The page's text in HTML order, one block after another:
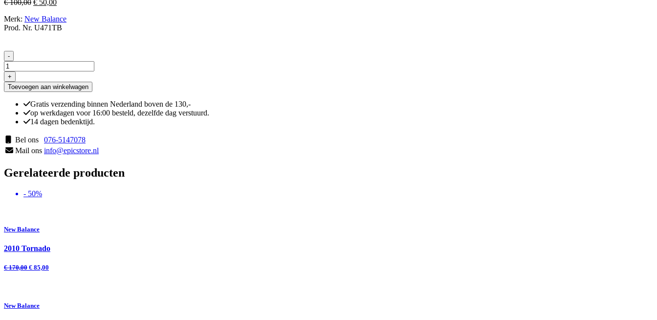
€100,00
was:
€ 100,00.
€ 50,00
is:
€ 50,00.
Merk: New Balance
Prod. Nr. U471TB
-
471
Peach
Nectar
aantal
+
Toevoegen aan winkelwagen
Gratis verzending binnen Nederland boven de 130,-
op werkdagen voor 16:00 besteld, dezelfde dag verstuurd.
14 dagen bedenktijd.
Bel ons
076-5147078
Mail ons info@epicstore.nl
Gerelateerde producten
- 50%
New Balance
2010 Tornado
€170,00 € 85,00
New Balance